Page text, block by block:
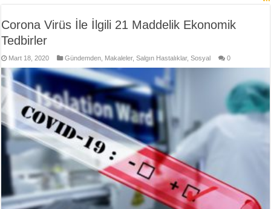
Corona Virüs İle İlgili 21 Maddelik Ekonomik
Tedbirler
Mart 18, 2020 Gündemden Makaleler,Salgın Hastalıklar,Sosyal 0